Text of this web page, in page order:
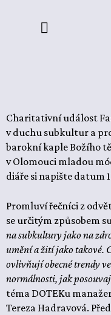
Charitativní událost
v duchu subkultur a
barokní kaple Božího
v Olomouci mladou
diáře si napište datum
Promluví řečníci z
se určitým způsobem
na subkultury jako na
umění a žití jako takové.
ovlivňují obecné trendy
normálnosti, jak
téma DOTEKu
Tereza Hadravová.